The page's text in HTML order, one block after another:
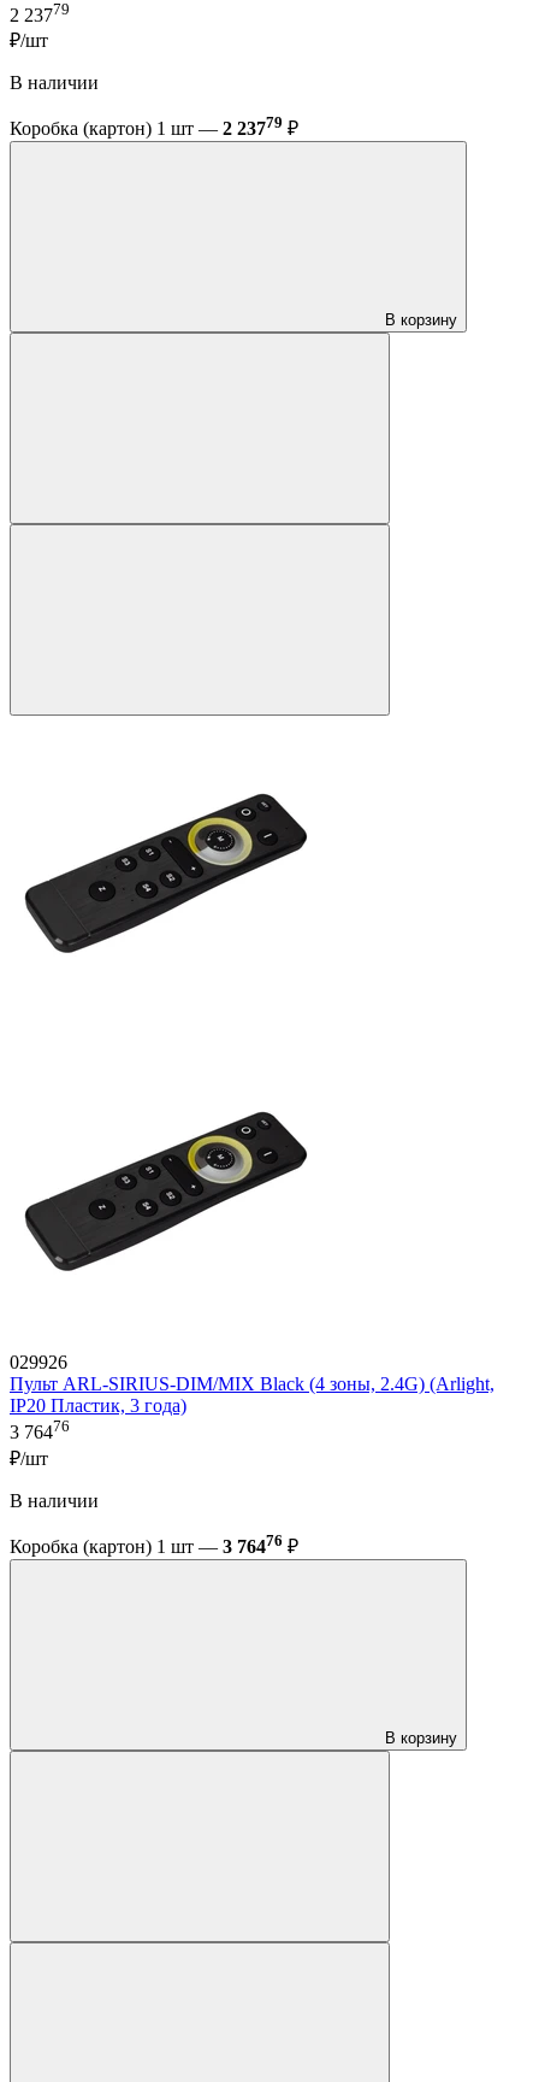
2 23779
₽/шт
В наличии
Коробка (картон) 1 шт — 2 23779 ₽
В корзину
029926
Пульт ARL-SIRIUS-DIM/MIX Black (4 зоны, 2.4G) (Arlight,
IP20 Пластик, 3 года)
3 76476
₽/шт
В наличии
Коробка (картон) 1 шт — 3 76476 ₽
В корзину